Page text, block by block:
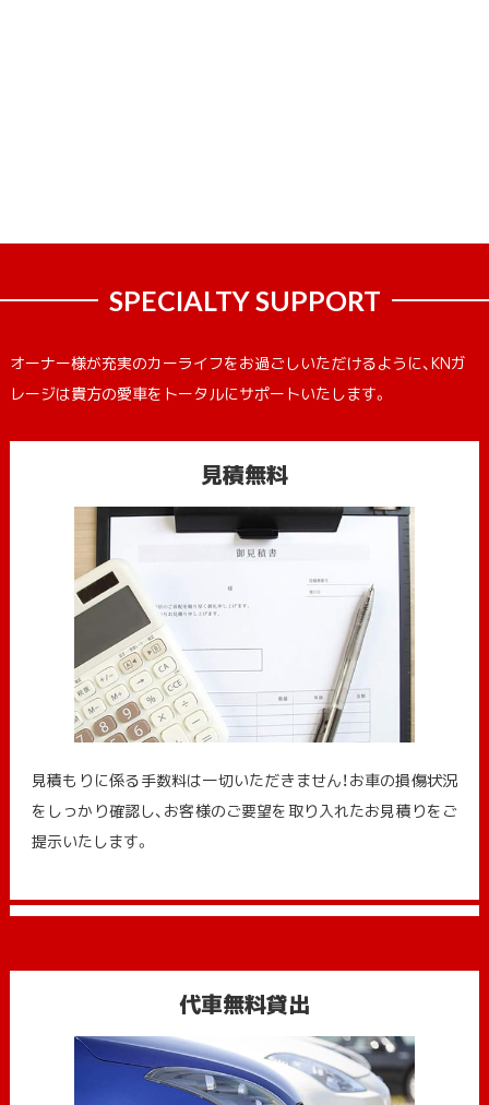
SPECIALTY SUPPORT
オーナー様が充実のカーライフをお過ごしいただけるように、KNガ
レージは貴方の愛車をトータルにサポートいたします。
見積無料
見積もりに係る手数料は一切いただきません！お車の損傷状況
をしっかり確認し、お客様のご要望を取り入れたお見積りをご
提示いたします。
代車無料貸出